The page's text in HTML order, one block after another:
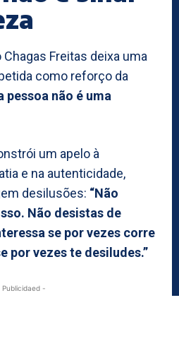
Freitas deixa uma
como reforço da
pessoa não é uma
um apelo à
e na autenticidade,
desilusões: “Não
Não desistas de
se por vezes corre
por vezes te desiludes.”
Publicidaed -